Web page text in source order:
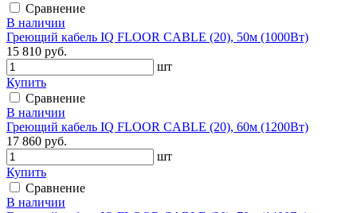
Сравнение
В наличии
Греющий кабель IQ FLOOR CABLE (20), 50м (1000Вт)
15 810 руб.
шт
Купить
Сравнение
В наличии
Греющий кабель IQ FLOOR CABLE (20), 60м (1200Вт)
17 860 руб.
шт
Купить
Сравнение
В наличии